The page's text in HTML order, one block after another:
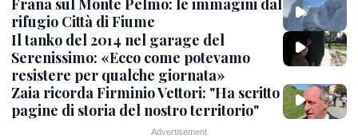
Frana sul Monte Pelmo: le immagini dal
rifugio Città di Fiume
Il tanko del 2014 nel garage del
Serenissimo: «Ecco come potevamo
resistere per qualche giornata»
Zaia ricorda Firminio Vettori: "Ha scritto
pagine di storia del nostro territorio"